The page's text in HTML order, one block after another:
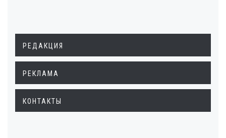
РЕДАКЦИЯ
РЕКЛАМА
КОНТАКТЫ